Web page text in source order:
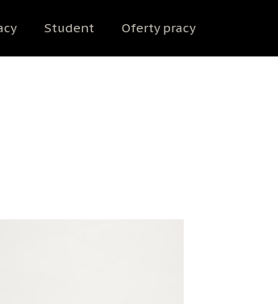
Student Oferty pracy